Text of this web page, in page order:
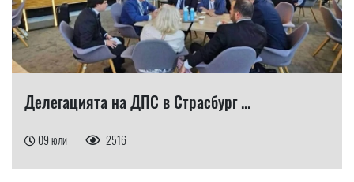
Делегацията на ДПС в Страсбург ...
09 юли 2516